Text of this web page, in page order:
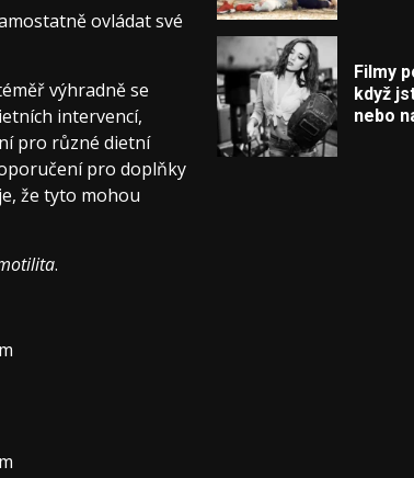
ovládat své
výhradně se
intervencí,
pro různé dietní
pro doplňky
že tyto mohou
.
Filmy
když
nebo